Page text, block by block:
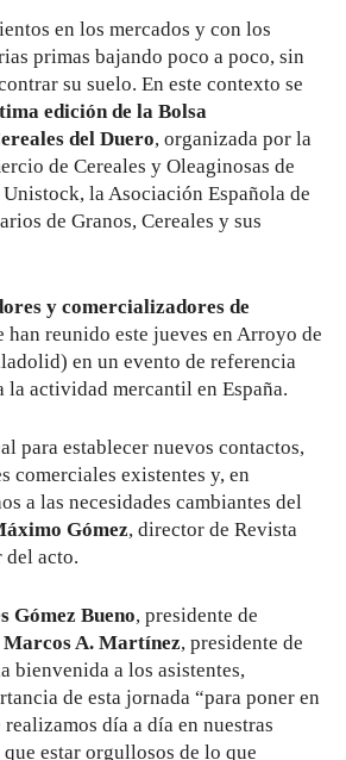
en los mercados y con los
primas bajando poco a poco, sin
su suelo. En este contexto se
edición de la Bolsa
del Duero, organizada por la
de Cereales y Oleaginosas de
la Asociación Española de
de Granos, Cereales y sus
y comercializadores de
han reunido este jueves en Arroyo de
en un evento de referencia
actividad mercantil en España.
para establecer nuevos contactos,
comerciales existentes y, en
a las necesidades cambiantes del
Gómez, director de Revista
del acto.
Gómez Bueno, presidente de
Marcos A. Martínez, presidente de
bienvenida a los asistentes,
de esta jornada “para poner en
día a día en nuestras
que estar orgullosos de lo que